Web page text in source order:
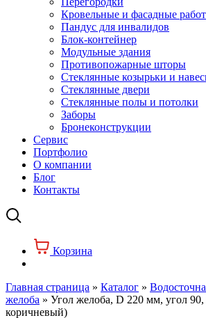
Кровельные и фасадные
Пандус для инвалидов
Блок-контейнер
Модульные здания
Противопожарные шторы
Стеклянные козырьки и
Стеклянные двери
Стеклянные полы и потолки
Заборы
Бронеконструкции
Сервис
Портфолио
О компании
Блог
Контакты
Корзина
Главная страница » Каталог »
желоба » Угол желоба, D 220 мм, угол
коричневый)